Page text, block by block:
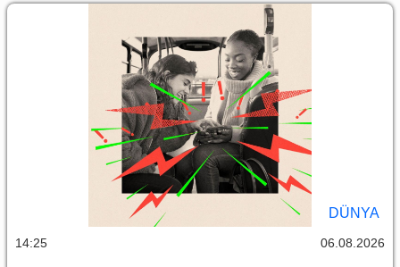
DÜNYA
14:25 06.08.2026